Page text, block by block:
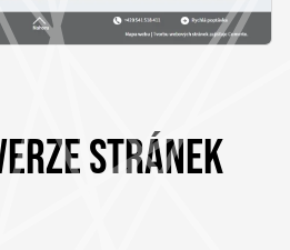
STRÁNEK